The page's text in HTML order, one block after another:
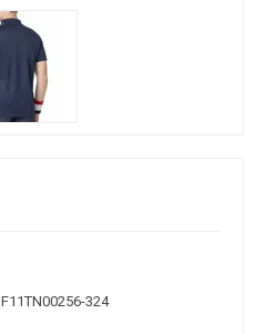
F11TN00256-324